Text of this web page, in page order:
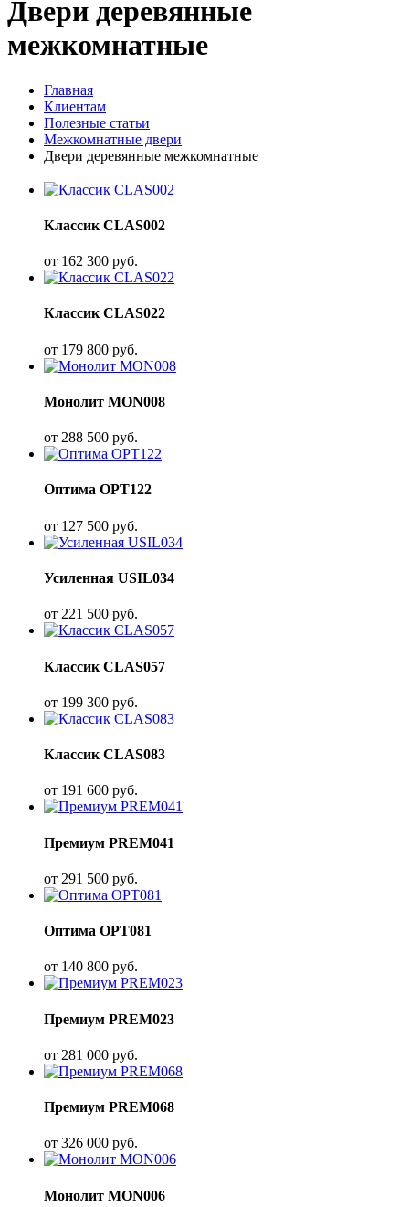
Двери деревянные
межкомнатные
Главная
Клиентам
Полезные статьи
Межкомнатные двери
Двери деревянные межкомнатные
Классик CLAS002
от 162 300 руб.
Классик CLAS022
от 179 800 руб.
Монолит MON008
от 288 500 руб.
Оптима OPT122
от 127 500 руб.
Усиленная USIL034
от 221 500 руб.
Классик CLAS057
от 199 300 руб.
Классик CLAS083
от 191 600 руб.
Премиум PREM041
от 291 500 руб.
Оптима OPT081
от 140 800 руб.
Премиум PREM023
от 281 000 руб.
Премиум PREM068
от 326 000 руб.
Монолит MON006